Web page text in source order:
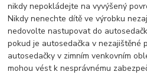
nikdy nepokládejte na vyvýšený
Nikdy nenechte dítě ve výrobku
nedovolte nastupovat do
pokud je autosedačka v nezajištěné
autosedačky v zimním venkovním
mohou vést k nesprávnému